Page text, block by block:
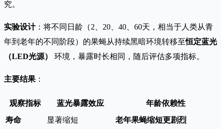
究。
实验设计：将不同日龄（2、20、40、60天，相当于人类从青
年到老年的不同阶段）的果蝇从持续黑暗环境转移至恒定蓝光
（LED光源）
环境，暴露时长相同，随后评估多项指标。
主要结果 ：
观察指标 蓝光暴露效应
年龄依赖性
寿命
显著缩短
老年果蝇缩短更剧烈